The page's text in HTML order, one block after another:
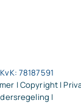
KvK: 78187591
| Copyright |
|